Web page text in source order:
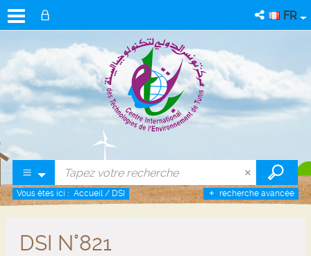
FR
recherche avancée
Vous êtes ici : Accueil / DSI
DSI N°821